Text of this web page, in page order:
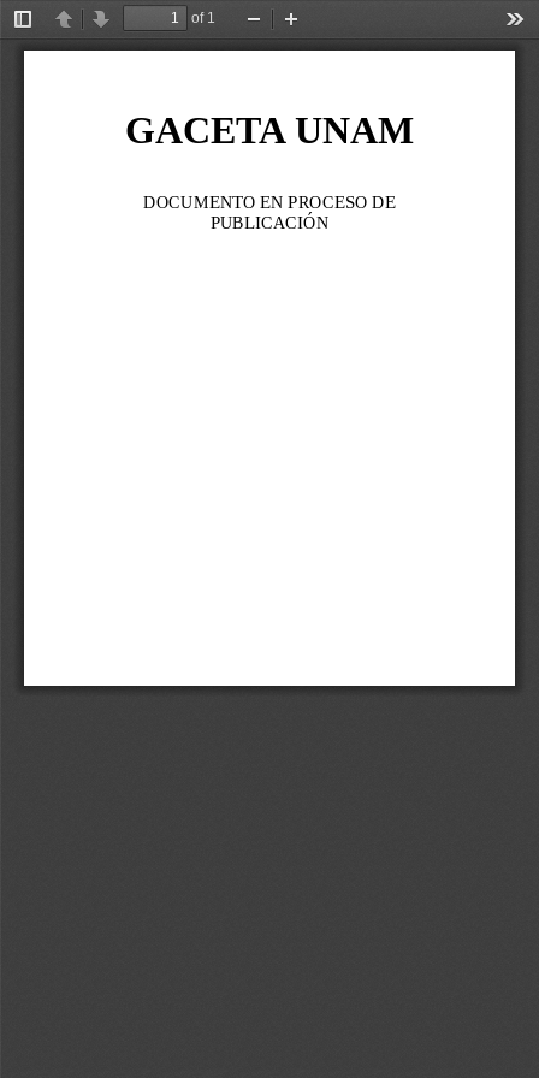
Toggle
Sidebar
PreviousNext
of 1
Zoom
Out
In
GACETA UNAM
DOCUMENTO EN PROCESO DE
PUBLICACIÓN